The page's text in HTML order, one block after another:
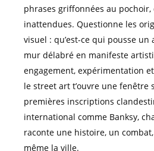
phrases griffonnées au pochoir,
inattendues. Questionne les
visuel : qu’est-ce qui pousse
mur délabré en manifeste
engagement, expérimentation
le street art t’ouvre une fenêtre
premières inscriptions
international comme Banksy,
raconte une histoire, un
même la ville.